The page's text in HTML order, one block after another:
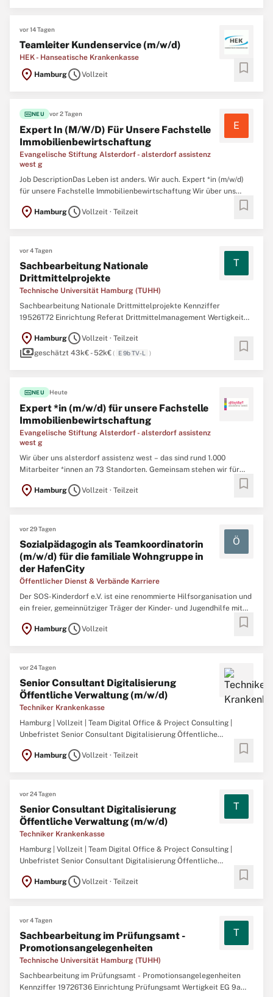
vor 14 Tagen
Teamleiter Kundenservice (m/w/d)
HEK - Hanseatische Krankenkasse
location_on HamburgscheduleVollzeit bookmark
fiber_newNEU vor 2 Tagen
Expert In (M/W/D) Für Unsere Fachstelle
Immobilienbewirtschaftung
Evangelische Stiftung Alsterdorf - alsterdorf assistenz
west g
E
Job DescriptionDas Leben ist anders. Wir auch. Expert *in (m/w/d)
für unsere Fachstelle Immobilienbewirtschaftung Wir über uns
alsterdorf assistenz west – das sind rund 1.000 Mitarbeiter *innen
an 73 Standorten. Gemeinsam stehen wir für Empowerment und
location_on HamburgscheduleVollzeit · Teilzeit bookmark
vor 4 Tagen
Sachbearbeitung Nationale
Drittmittelprojekte
Technische Universität Hamburg (TUHH)
T
Sachbearbeitung Nationale Drittmittelprojekte Kennziffer
19526T72 Einrichtung Referat Drittmittelmanagement Wertigkeit
27.08.2026 Arbeitsumfang Vollzeit/Teilzeit, befristet für 12 Monate
Das Drittmittelmanagement ist Teil der Abteilung ...
location_on HamburgscheduleVollzeit · Teilzeit
paymentsgeschätzt 43k€ - 52k€( E 9b TV-L ) bookmark
fiber_newNEU Heute
Expert *in (m/w/d) für unsere Fachstelle
Immobilienbewirtschaftung
Evangelische Stiftung Alsterdorf - alsterdorf assistenz
west g
Wir über uns alsterdorf assistenz west – das sind rund 1.000
Mitarbeiter *innen an 73 Standorten. Gemeinsam stehen wir für
Empowerment und Inklusion von Menschen mit Behinderung sowie
Kindern und Jugendlichen in Hamburg. Durch die Vielfalt unserer
location_on HamburgscheduleVollzeit · Teilzeit bookmark
vor 29 Tagen
Sozialpädagogin als Teamkoordinatorin
(m/w/d) für die familiale Wohngruppe in
der HafenCity
Öffentlicher Dienst & Verbände Karriere
Ö
Der SOS-Kinderdorf e.V. ist eine renommierte Hilfsorganisation und
ein freier, gemeinnütziger Träger der Kinder- und Jugendhilfe mit
Mitarbeiterinnen und Mitarbeitern. Das SOS-Kinderdorf Hamburg
location_on HamburgscheduleVollzeit bookmark
vor 24 Tagen
Senior Consultant Digitalisierung
Öffentliche Verwaltung (m/w/d)
Techniker Krankenkasse
Hamburg | Vollzeit | Team Digital Office & Project Consulting |
Unbefristet Senior Consultant Digitalisierung Öffentliche
Verwaltung (m/w/d)Das Team Digital Office gestaltet die digitale
Zukunft der TK. Es entwickelt strategische Impulse für die
location_on HamburgscheduleVollzeit · Teilzeit bookmark
vor 24 Tagen
Senior Consultant Digitalisierung
Öffentliche Verwaltung (m/w/d)
Techniker Krankenkasse
T
Hamburg | Vollzeit | Team Digital Office & Project Consulting |
Unbefristet Senior Consultant Digitalisierung Öffentliche
Verwaltung (m/w/d)Das Team Digital Office gestaltet die digitale
Zukunft der TK. Es entwickelt strategische Impulse für die
location_on HamburgscheduleVollzeit · Teilzeit bookmark
vor 4 Tagen
Sachbearbeitung im Prüfungsamt -
Promotionsangelegenheiten
Technische Universität Hamburg (TUHH)
T
Sachbearbeitung im Prüfungsamt - Promotionsangelegenheiten
Kennziffer 19726T36 Einrichtung Prüfungsamt Wertigkeit EG 9a